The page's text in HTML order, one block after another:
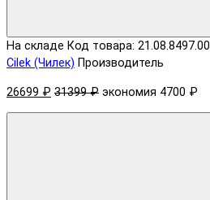
На складе Код товара: 21.08.8497.00
Cilek (Чилек) Производитель
26699 ₽ 31399 ₽ экономия 4700 ₽